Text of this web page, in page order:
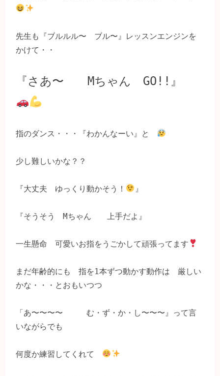
先生も『ブルルル〜　ブル〜』レッスンエンジンを
かけて・・
『さあ〜　　Mちゃん　GO!!』
指のダンス・・・『わかんなーい』と
少し難しいかな？？
『大丈夫　ゆっくり動かそう！ 』
『そうそう　Mちゃん　　上手だよ』
一生懸命　可愛いお指をうごかして頑張ってます
まだ年齢的にも　指を1本ずつ動かす動作は　厳しい
かな・・・とおもいつつ
「あ〜〜〜〜　　　む・ず・か・し〜〜〜』って言
いながらでも
何度か練習してくれて